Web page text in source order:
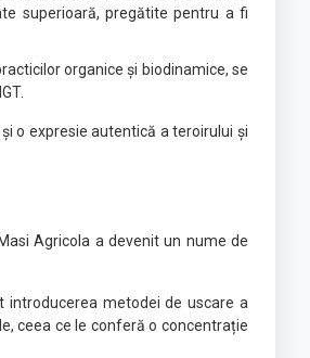
superioară, pregătite pentru a fi
organice și biodinamice, se
o expresie autentică a teroirului și
Agricola a devenit un nume de
introducerea metodei de uscare a
ceea ce le conferă o concentrație